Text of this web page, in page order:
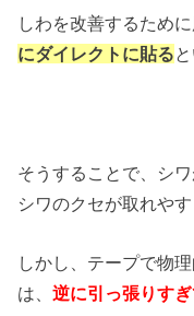
しわを改善するために
にダイレクトに貼る
そうすることで、シ
シワのクセが取れや
しかし、テープで物
は、逆に引っ張りす